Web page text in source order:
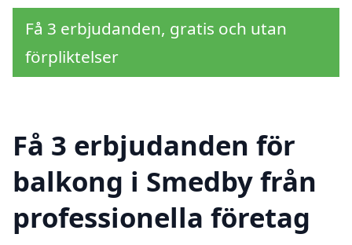
Få 3 erbjudanden, gratis och utan
förpliktelser
Få 3 erbjudanden för
balkong i Smedby från
professionella företag